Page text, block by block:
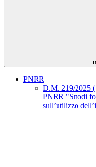
PNRR
D.M. 219/2025
PNRR "Snodi
sull’utilizzo